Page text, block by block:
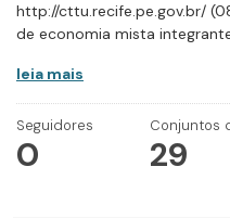
http://cttu.recife.pe.gov.br/
de economia mista
leia mais
Seguidores
0
Conjuntos
29